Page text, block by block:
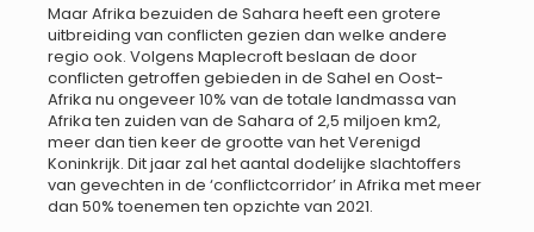
Maar Afrika bezuiden de Sahara heeft een grotere
uitbreiding van conflicten gezien dan welke andere
regio ook. Volgens Maplecroft beslaan de door
conflicten getroffen gebieden in de Sahel en Oost-
Afrika nu ongeveer 10% van de totale landmassa van
Afrika ten zuiden van de Sahara of 2,5 miljoen km2,
meer dan tien keer de grootte van het Verenigd
Koninkrijk. Dit jaar zal het aantal dodelijke slachtoffers
van gevechten in de ‘conflictcorridor’ in Afrika met meer
dan 50% toenemen ten opzichte van 2021.